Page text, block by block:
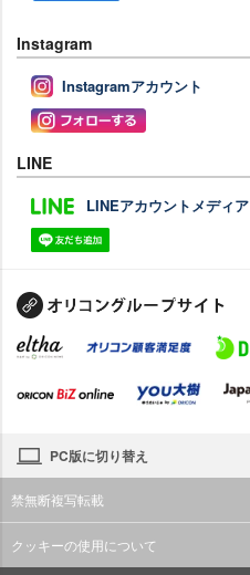
Instagram
Instagramアカウント
LINE
LINEアカウントメディア
PC版に切り替え
禁無断複写転載
クッキーの使用について